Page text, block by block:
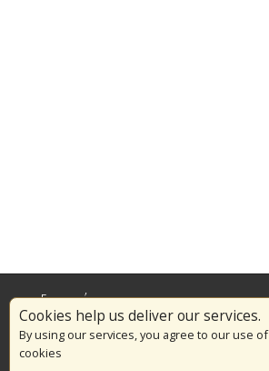
Cookies help us deliver our services.
By using our services, you agree to our use of
cookies
Επικαιρότητα
Το Πυροσβεστικό Σώμα